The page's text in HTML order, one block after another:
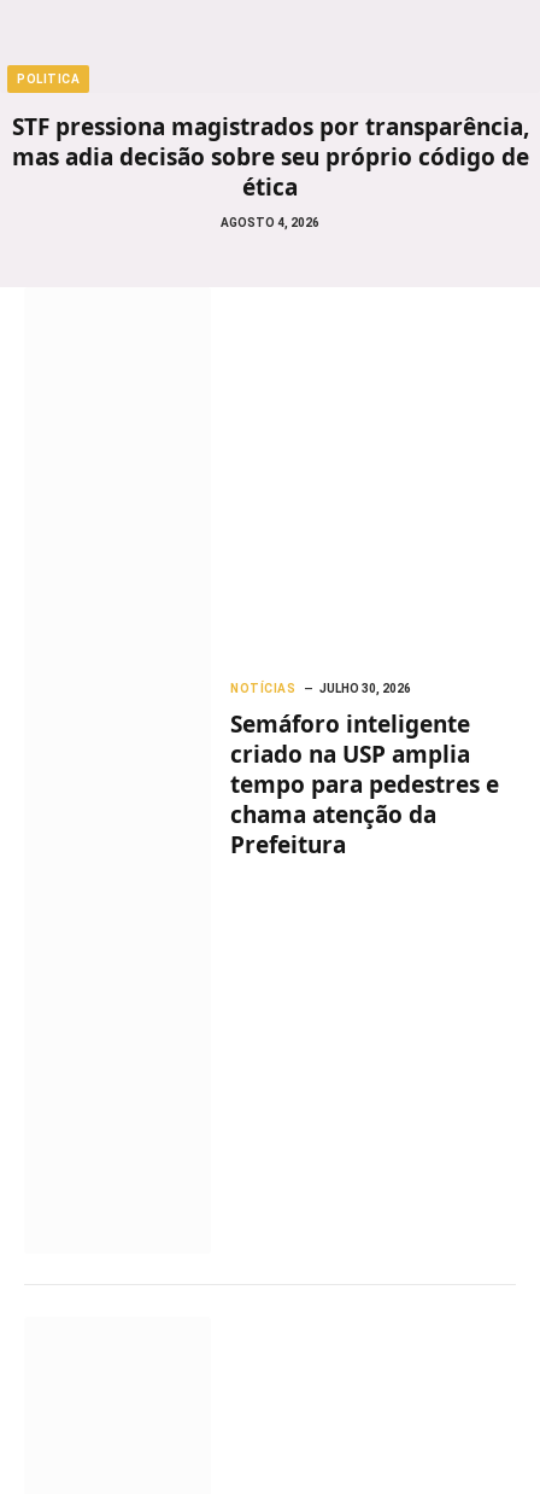
POLITICA
STF pressiona magistrados por transparência,
mas adia decisão sobre seu próprio código de
ética
AGOSTO 4, 2026
NOTÍCIAS JULHO 30, 2026
Semáforo inteligente
criado na USP amplia
tempo para pedestres e
chama atenção da
Prefeitura